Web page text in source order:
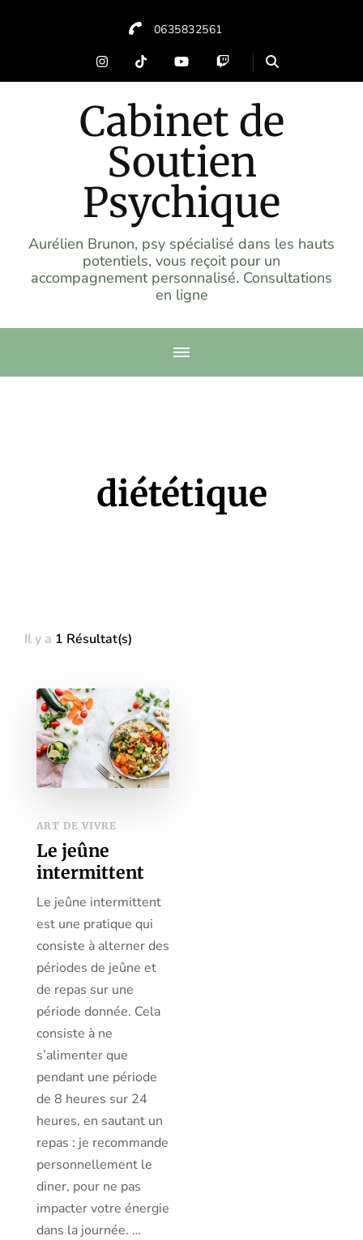
0635832561
Cabinet de
Soutien
Psychique
Aurélien Brunon, psy spécialisé dans les hauts
potentiels, vous reçoit pour un
accompagnement personnalisé. Consultations
en ligne
diététique
Il y a 1 Résultat(s)
ART DE VIVRE
Le jeûne
intermittent
Le jeûne intermittent
est une pratique qui
consiste à alterner des
périodes de jeûne et
de repas sur une
période donnée. Cela
consiste à ne
s’alimenter que
pendant une période
de 8 heures sur 24
heures, en sautant un
repas : je recommande
personnellement le
diner, pour ne pas
impacter votre énergie
dans la journée. …